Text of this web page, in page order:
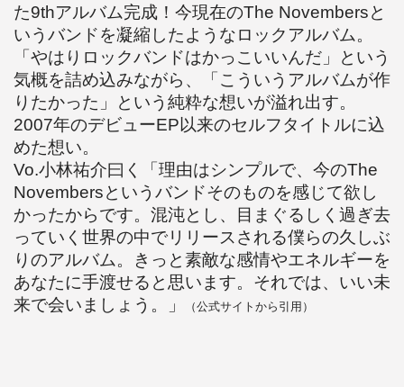
た9thアルバム完成！ 今現在のThe Novembersと
いうバンドを凝縮したようなロックアルバム。
「やはりロックバンドはかっこいいんだ」という
気概を詰め込みながら、「こういうアルバムが作
りたかった」という純粋な想いが溢れ出す。
2007年のデビューEP以来のセルフタイトルに込
めた想い。
Vo.小林祐介曰く「理由はシンプルで、今のThe
Novembersというバンドそのものを感じて欲し
かったからです。混沌とし、目まぐるしく過ぎ去
っていく世界の中でリリースされる僕らの久しぶ
りのアルバム。きっと素敵な感情やエネルギーを
あなたに手渡せると思います。それでは、いい未
来で会いましょう。」
（公式サイトから引用）